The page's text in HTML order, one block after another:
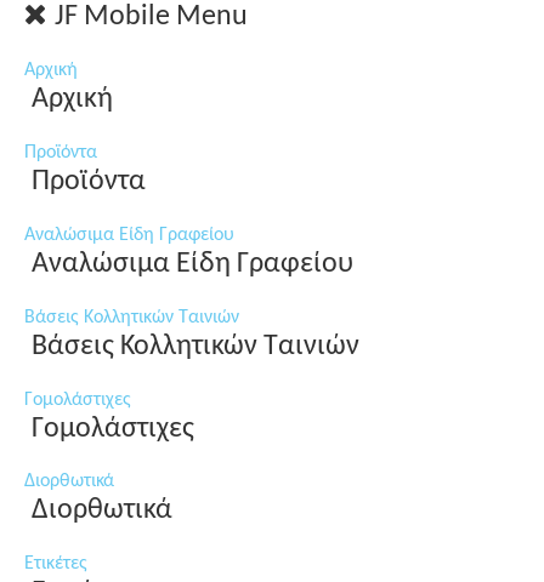
JF Mobile Menu
Αρχική
Αρχική
Προϊόντα
Προϊόντα
Αναλώσιμα Είδη Γραφείου
Αναλώσιμα Είδη Γραφείου
Βάσεις Κολλητικών Ταινιών
Βάσεις Κολλητικών Ταινιών
Γομολάστιχες
Γομολάστιχες
Διορθωτικά
Διορθωτικά
Ετικέτες